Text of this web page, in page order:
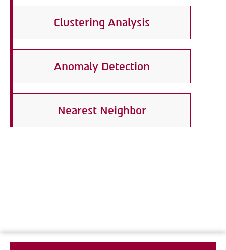
Clustering Analysis
Anomaly Detection
Nearest Neighbor